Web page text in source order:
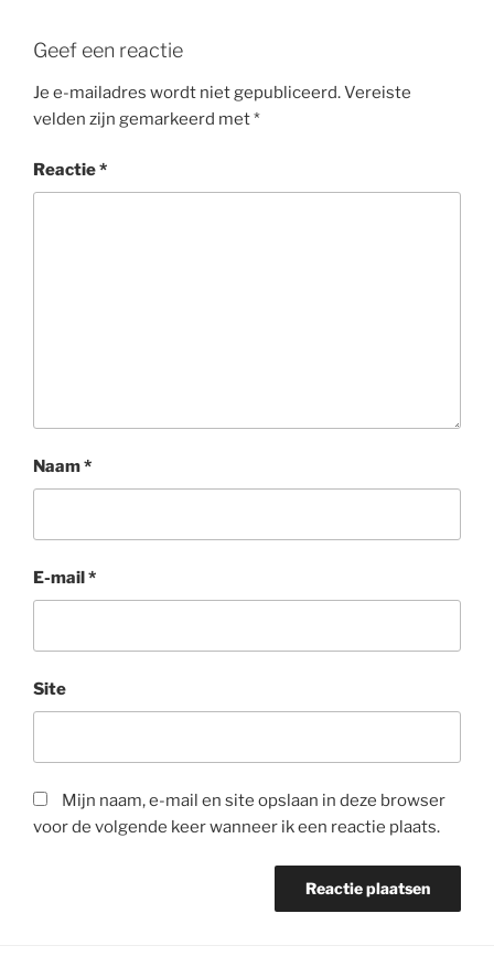
Geef een reactie
Je e-mailadres wordt niet gepubliceerd.Vereiste
velden zijn gemarkeerd met*
Reactie*
Naam*
E-mail*
Site
Mijn naam, e-mail en site opslaan in deze browser
voor de volgende keer wanneer ik een reactie plaats.